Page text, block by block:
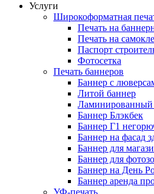
Услуги
Широкоформатная
Печать на
Печать на
Паспорт
Фотосетка
Печать баннеров
Баннер с
Литой баннер
Ламинированный
Баннер Блэкбек
Баннер Г1
Баннер на фасад
Баннер для
Баннер для
Баннер на День
Баннер аренда
УФ-печать